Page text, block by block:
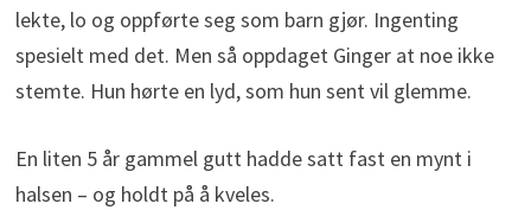
lekte, lo og oppførte seg som barn gjør. Ingenting
spesielt med det. Men så oppdaget Ginger at noe ikke
stemte. Hun hørte en lyd, som hun sent vil glemme.
En liten 5 år gammel gutt hadde satt fast en mynt i
halsen – og holdt på å kveles.